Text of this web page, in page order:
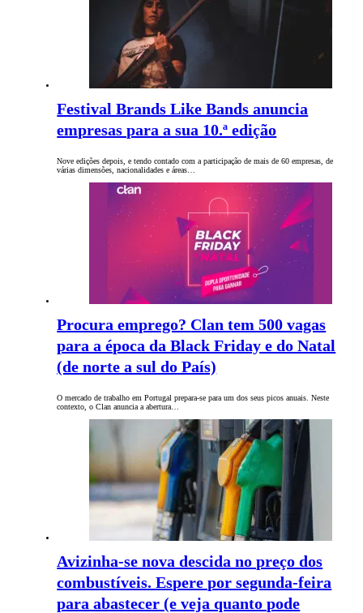
Festival Brands Like Bands anuncia
empresas para a sua 10.ª edição
Nove edições depois, e tendo contado com a participação de mais de 60 empresas, de
várias dimensões, nacionalidades e áreas…
Procura emprego? Clan tem 500 vagas
para a época da Black Friday e do Natal
(de norte a sul do País)
O mercado de trabalho em Portugal prepara-se para um dos seus picos anuais. Neste
contexto, o Clan anuncia a abertura…
Avizinha-se nova descida no preço dos
combustíveis. Espere por segunda-feira
para abastecer (e veja quanto pode